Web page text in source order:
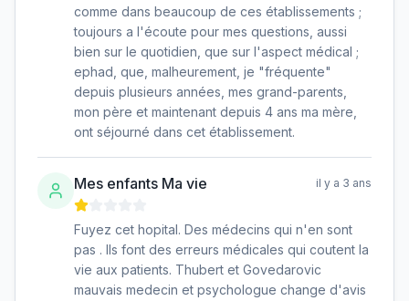
comme dans beaucoup de ces établissements ;
toujours a l'écoute pour mes questions, aussi
bien sur le quotidien, que sur l'aspect médical ;
ephad, que, malheurement, je "fréquente"
depuis plusieurs années, mes grand-parents,
mon père et maintenant depuis 4 ans ma mère,
ont séjourné dans cet établissement.
Mes enfants Ma vie il y a 3 ans
Fuyez cet hopital. Des médecins qui n'en sont
pas . Ils font des erreurs médicales qui coutent la
vie aux patients. Thubert et Govedarovic
mauvais medecin et psychologue change d'avis